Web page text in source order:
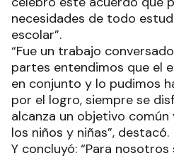
necesidades de todo
escolar”.
“Fue un trabajo
partes entendimos que el
en conjunto y lo pudimos
por el logro, siempre se
alcanza un objetivo
los niños y niñas”, destacó.
Y concluyó: “Para nosotros